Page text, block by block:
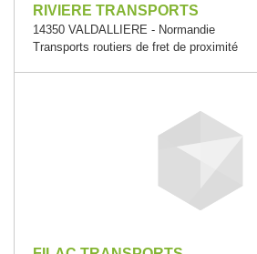
RIVIERE TRANSPORTS
14350 VALDALLIERE - Normandie
Transports routiers de fret de proximité